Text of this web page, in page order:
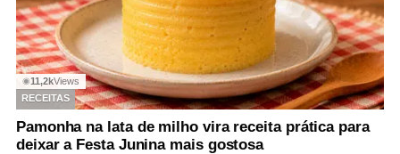
◉11,2kViews
RECEITAS
Pamonha na lata de milho vira receita prática para
deixar a Festa Junina mais gostosa